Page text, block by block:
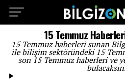
15 Temmuz
15 Temmuz haberleri sunan
ile bilişim sektöründeki 15
son 15 Temmuz haberleri ve